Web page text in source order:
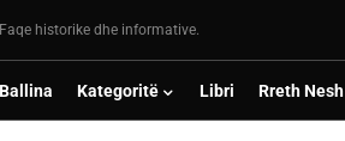
Faqe historike dhe informative.
Ballina Kategoritë Libri Rreth Nesh